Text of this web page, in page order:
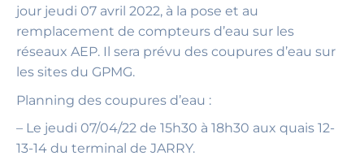
jour jeudi 07 avril 2022, à la pose et au
remplacement de compteurs d’eau sur les
réseaux AEP. Il sera prévu des coupures d’eau sur
les sites du GPMG.
Planning des coupures d’eau :
– Le jeudi 07/04/22 de 15h30 à 18h30 aux quais 12-
13-14 du terminal de JARRY.